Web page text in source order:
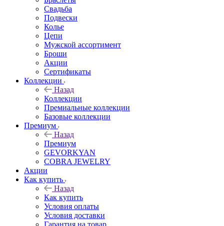
Свадьба
Подвески
Колье
Цепи
Мужской ассортимент
Броши
Акции
Сертификаты
Коллекции
Назад
Коллекции
Премиальные коллекции
Базовые коллекции
Премиум
Назад
Премиум
GEVORKYAN
COBRA JEWELRY
Акции
Как купить
Назад
Как купить
Условия оплаты
Условия доставки
Гарантия на товар